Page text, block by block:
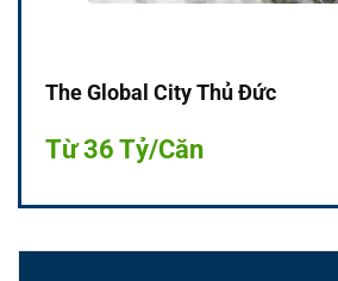
The Global City Thủ Đức
Từ 36 Tỷ/Căn